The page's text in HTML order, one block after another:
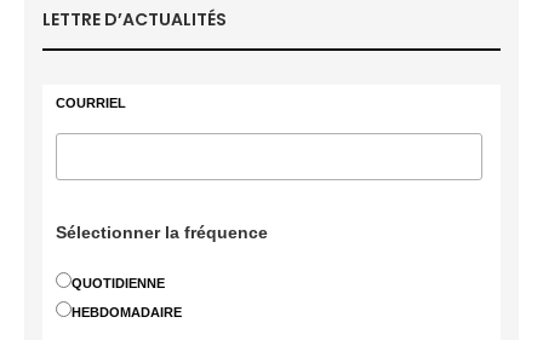
LETTRE D’ACTUALITÉS
COURRIEL
Sélectionner la fréquence
QUOTIDIENNE
HEBDOMADAIRE